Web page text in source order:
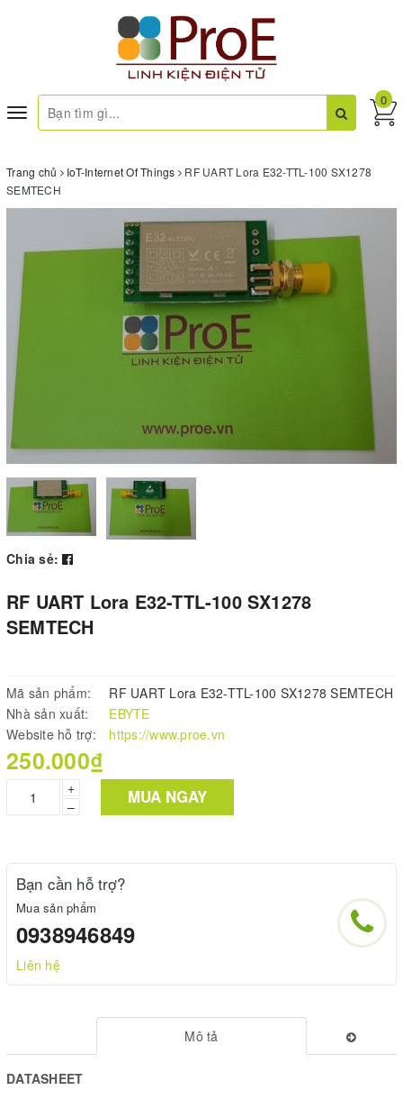
Toggle
navigation
0
Trang chủ IoT-Internet Of Things
RF UART Lora E32-TTL-100 SX1278
SEMTECH
Chia sẻ:
RF UART Lora E32-TTL-100 SX1278
SEMTECH
Mã sản phẩm:
RF UART Lora E32-TTL-100 SX1278 SEMTECH
Nhà sản xuất:
EBYTE
Website hỗ trợ:
https://www.proe.vn
250.000₫
+
–
MUA NGAY
Bạn cần hỗ trợ?
Mua sản phẩm
0938946849
Liên hệ
Mô tả
DATASHEET